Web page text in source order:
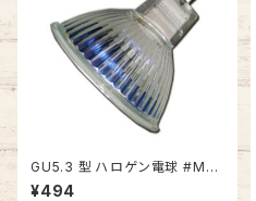
GU5.3 型 ハロゲン電球 #MR1
6-20
¥494